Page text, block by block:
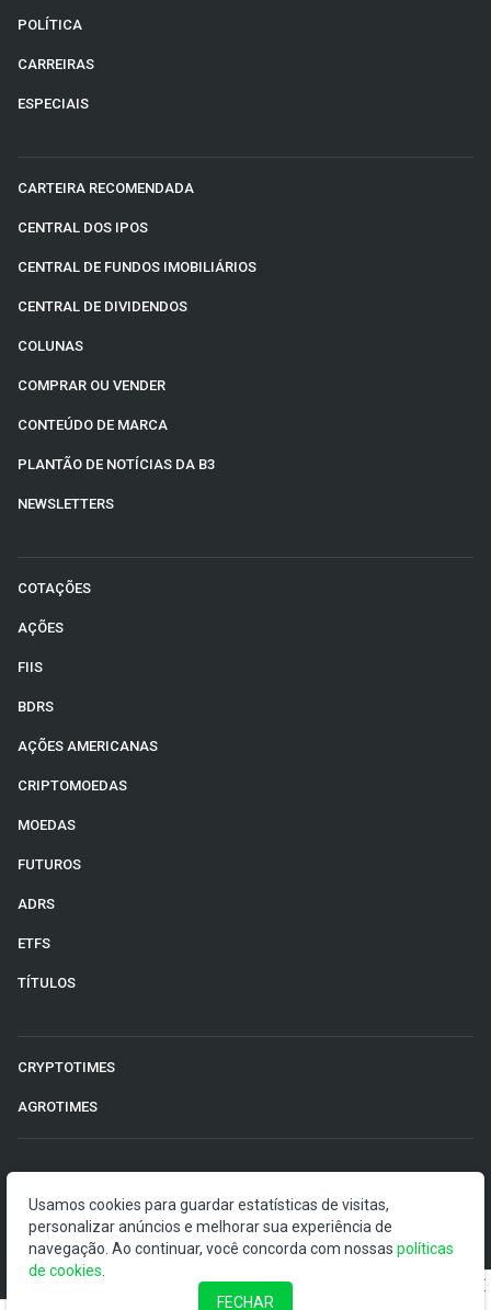
POLÍTICA
CARREIRAS
ESPECIAIS
CARTEIRA RECOMENDADA
CENTRAL DOS IPOS
CENTRAL DE FUNDOS IMOBILIÁRIOS
CENTRAL DE DIVIDENDOS
COLUNAS
COMPRAR OU VENDER
CONTEÚDO DE MARCA
PLANTÃO DE NOTÍCIAS DA B3
NEWSLETTERS
COTAÇÕES
AÇÕES
FIIS
BDRS
AÇÕES AMERICANAS
CRIPTOMOEDAS
MOEDAS
FUTUROS
ADRS
ETFS
TÍTULOS
CRYPTOTIMES
AGROTIMES
O Money Times publica matérias de cunho jornalístico, que
visam a democratização da informação. Nossas
publicações devem ser compreendidas como boletins
anunciadores e divulgadores, e não como uma
Usamos cookies para guardar estatísticas de visitas,
personalizar anúncios e melhorar sua experiência de
navegação. Ao continuar, você concorda com nossas políticas
de cookies
FECHAR